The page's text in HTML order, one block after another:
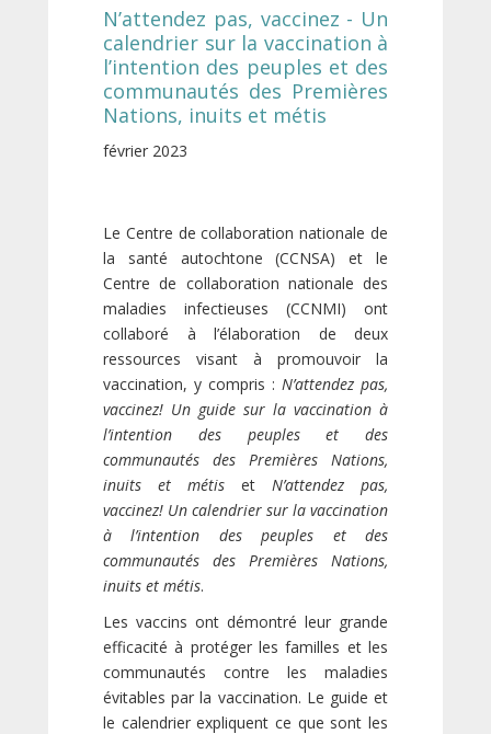
N’attendez pas, vaccinez - Un
calendrier sur la vaccination à
l’intention des peuples et des
communautés des Premières
Nations, inuits et métis
février 2023
Le Centre de collaboration nationale de
la santé autochtone (CCNSA) et le
Centre de collaboration nationale des
maladies infectieuses (CCNMI) ont
collaboré à l’élaboration de deux
ressources visant à promouvoir la
vaccination, y compris : N’attendez pas,
vaccinez! Un guide sur la vaccination à
l’intention des peuples et des
communautés des Premières Nations,
inuits et métis et N’attendez pas,
vaccinez! Un calendrier sur la vaccination
à l’intention des peuples et des
communautés des Premières Nations,
inuits et métis.
Les vaccins ont démontré leur grande
efficacité à protéger les familles et les
communautés contre les maladies
évitables par la vaccination. Le guide et
le calendrier expliquent ce que sont les